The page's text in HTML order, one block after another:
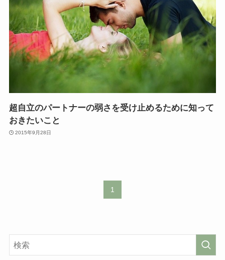
超自立のパートナーの弱さを受け止めるために知って
おきたいこと
2015年9月28日
1